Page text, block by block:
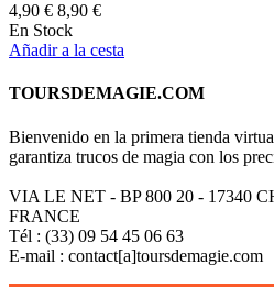
4,90 € 8,90 €
En Stock
Añadir a la cesta
TOURSDEMAGIE.COM
Bienvenido en la primera tienda
garantiza trucos de magia con los
VIA LE NET - BP 800 20 - 17340
FRANCE
Tél : (33) 09 54 45 06 63
E-mail : contact[a]toursdemagie.com